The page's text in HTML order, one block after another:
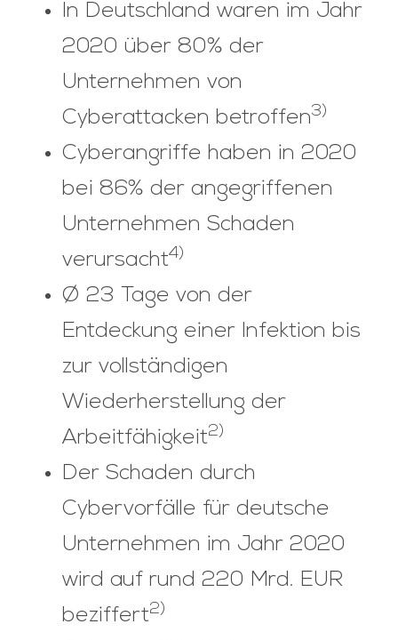
In Deutschland waren im Jahr
2020 über 80% der
Unternehmen von
Cyberattacken betroffen3)
Cyberangriffe haben in 2020
bei 86% der angegriffenen
Unternehmen Schaden
verursacht4)
Ø 23 Tage von der
Entdeckung einer Infektion bis
zur vollständigen
Wiederherstellung der
Arbeitfähigkeit2)
Der Schaden durch
Cybervorfälle für deutsche
Unternehmen im Jahr 2020
wird auf rund 220 Mrd. EUR
beziffert2)